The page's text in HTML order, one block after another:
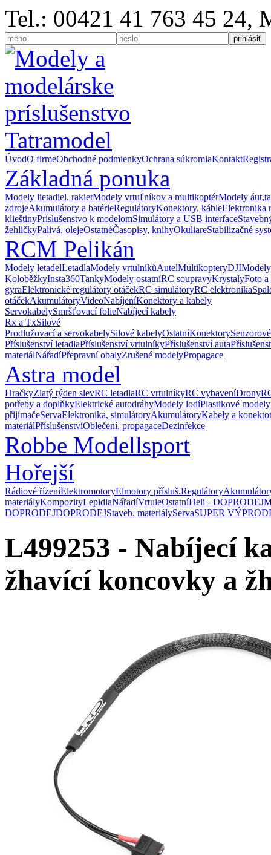
Tel.: 00421 41 763 45 24,
ÚvodO firmeObchodné podmienkyOchrana súkromiaKontakt
Základná ponuka
Modely lietadiel, rakietModely vrtuľníkov a multikoptérModely
zdrojeAkumulátory a batérieRegulátoryKonektory, kábleElektronika
klieštinyPríslušenstvo k modelomSimulátory a USB interface
žehličkyPalivá, olejeOstatnéČasopisy, knihyOkuliareStabilizačné
RCM Pelikán
Modely letadelLetadlaModely vrtulníkůAutelMultikopteryDJI
KoloběžkyInsta360TankyModely ostatníRC soupravyKrystalyFoto
gyraElektronické regulátory otáčekRC simulátoryRC elektronika
otáčekAkumulátoryVideoNabíjeníKonektory a kabely
ServokabelySmršťovací folieNabíjecí kabely
Rx a TxSilové
Prodlužovací a servokabelySilové kabelyOstatníKonektory
Příslušenství letadlaPříslušenství vrtulníkyPříslušenství auta
materiálNářadíPřepravní obalyZrušené modelyPropagace
Astra model
HračkyZlatý týden slevRC letadlaRC vrtulníkyRC vybaveníDrony
potřeby a doplňkyElektrické autodráhyModely lodíPlastikové modely
přijímačeServaElektronika, simulátoryAkumulátoryKabely a
materiálPříslušenstvíOblečení, propagaceDezinfekce
Robbe Modellsport
Hořejší
Rádiové řízeníElektromotoryElmotory přísluš.Regulátory
materiályKompozityLepidlaNářadíVrtuleOstatníHeli - DOPRODEJ
DOPRODEJDOPRODEJStaveb. materiályServaSUPER
L499253 - Nabíjecí
žhavící koncovky a